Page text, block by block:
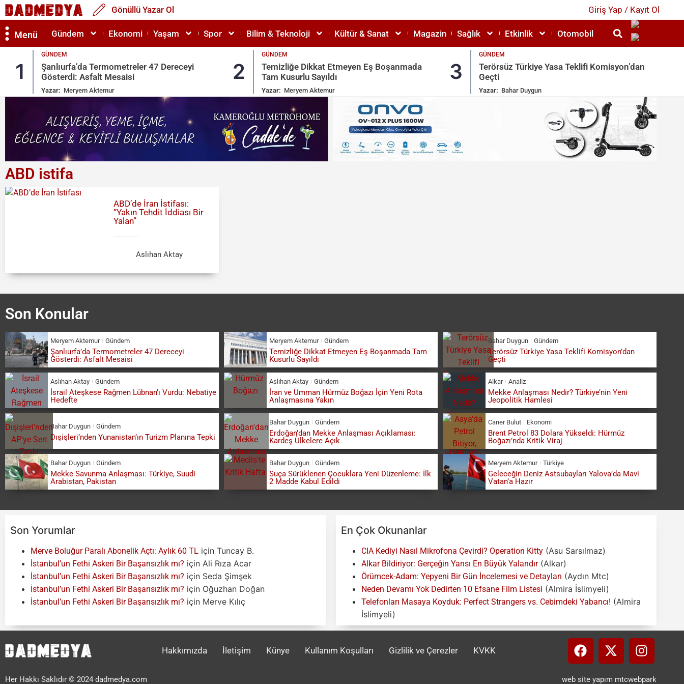
Gönüllü Yazar Ol Giriş Yap / Kayıt Ol
Menü Gündem Ekonomi Yaşam Spor Bilim & Teknoloji Kültür & Sanat Magazin Sağlık Etkinlik Otomobil
1
GÜNDEM
Şanlıurfa’da Termometreler 47 Dereceyi
Gösterdi: Asfalt Mesaisi
Yazar: Meryem Aktemur
2
GÜNDEM
Temizliğe Dikkat Etmeyen Eş Boşanmada
Tam Kusurlu Sayıldı
Yazar: Meryem Aktemur
3
GÜNDEM
Terörsüz Türkiye Yasa Teklifi Komisyon’dan
Geçti
Yazar: Bahar Duygun
ABD istifa
ABD’de İran İstifası:
“Yakın Tehdit İddiası Bir
Yalan”
Aslıhan Aktay
Son Konular
Meryem Aktemur Gündem
Şanlıurfa’da Termometreler 47 Dereceyi
Gösterdi: Asfalt Mesaisi
Meryem Aktemur Gündem
Temizliğe Dikkat Etmeyen Eş Boşanmada Tam
Kusurlu Sayıldı
Bahar Duygun Gündem
Terörsüz Türkiye Yasa Teklifi Komisyon’dan
Geçti
Aslıhan Aktay Gündem
İsrail Ateşkese Rağmen Lübnan’ı Vurdu: Nebatiye
Hedefte
Aslıhan Aktay Gündem
İran ve Umman Hürmüz Boğazı İçin Yeni Rota
Anlaşmasına Yakın
Alkar Analiz
Mekke Anlaşması Nedir? Türkiye’nin Yeni
Jeopolitik Hamlesi
Bahar Duygun Gündem
Dışişleri’nden Yunanistan’ın Turizm Planına Tepki
Bahar Duygun Gündem
Erdoğan’dan Mekke Anlaşması Açıklaması:
Kardeş Ülkelere Açık
Caner Bulut Ekonomi
Brent Petrol 83 Dolara Yükseldi: Hürmüz
Boğazı’nda Kritik Viraj
Bahar Duygun Gündem
Mekke Savunma Anlaşması: Türkiye, Suudi
Arabistan, Pakistan
Bahar Duygun Gündem
Suça Sürüklenen Çocuklara Yeni Düzenleme: İlk
2 Madde Kabul Edildi
Meryem Aktemur Türkiye
Geleceğin Deniz Astsubayları Yalova’da Mavi
Vatan’a Hazır
Son Yorumlar
Merve Boluğur Paralı Abonelik Açtı: Aylık 60 TL için Tuncay B.
İstanbul’un Fethi Askeri Bir Başarısızlık mı? için Ali Rıza Acar
İstanbul’un Fethi Askeri Bir Başarısızlık mı? için Seda Şimşek
İstanbul’un Fethi Askeri Bir Başarısızlık mı? için Oğuzhan Doğan
İstanbul’un Fethi Askeri Bir Başarısızlık mı? için Merve Kılıç
En Çok Okunanlar
CIA Kediyi Nasıl Mikrofona Çevirdi? Operation Kitty (Asu Sarsılmaz)
Alkar Bildiriyor: Gerçeğin Yarısı En Büyük Yalandır (Alkar)
Örümcek-Adam: Yepyeni Bir Gün İncelemesi ve Detayları (Aydın Mtc)
Neden Devamı Yok Dedirten 10 Efsane Film Listesi (Almira İslimyeli)
Telefonları Masaya Koyduk: Perfect Strangers vs. Cebimdeki Yabancı! (Almira
İslimyeli)
Hakkımızda İletişim Künye Kullanım Koşulları Gizlilik ve Çerezler KVKK
Her Hakkı Saklıdır © 2024 dadmedya.com web site yapım mtcwebpark